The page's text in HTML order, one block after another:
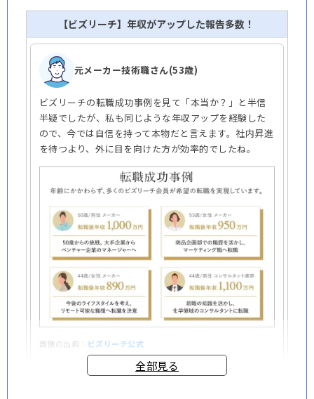
【ビズリーチ】年収がアップした報告多数！
元メーカー技術職さん(53歳)
ビズリーチの転職成功事例を見て「本当か？」と半信
半疑でしたが、私も同じような年収アップを経験した
ので、今では自信を持って本物だと言えます。社内昇進
を待つより、外に目を向けた方が効率的でしたね。
画像の出典： ビズリーチ公式
全部見る